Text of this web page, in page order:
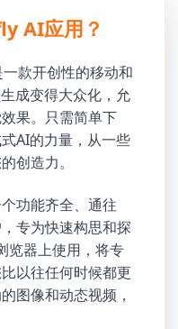
AI应用？
款开创性的移动和
成变得大众化，允
果。只需简单下
AI的力量，从一些
创造力。
功能齐全、通往
专为快速构思和探
览器上使用，将专
以往任何时候都更
图像和动态视频，